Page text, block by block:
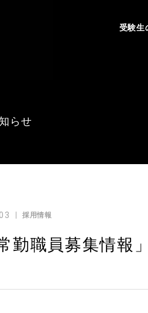
受験生
らせ
採用情報
勤職員募集情報